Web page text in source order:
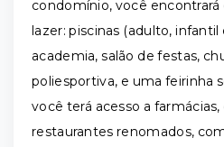
condomínio, você
lazer: piscinas (adulto, infantil
academia, salão de festas,
poliesportiva, e uma feirinha
você terá acesso a farmácias,
restaurantes renomados,